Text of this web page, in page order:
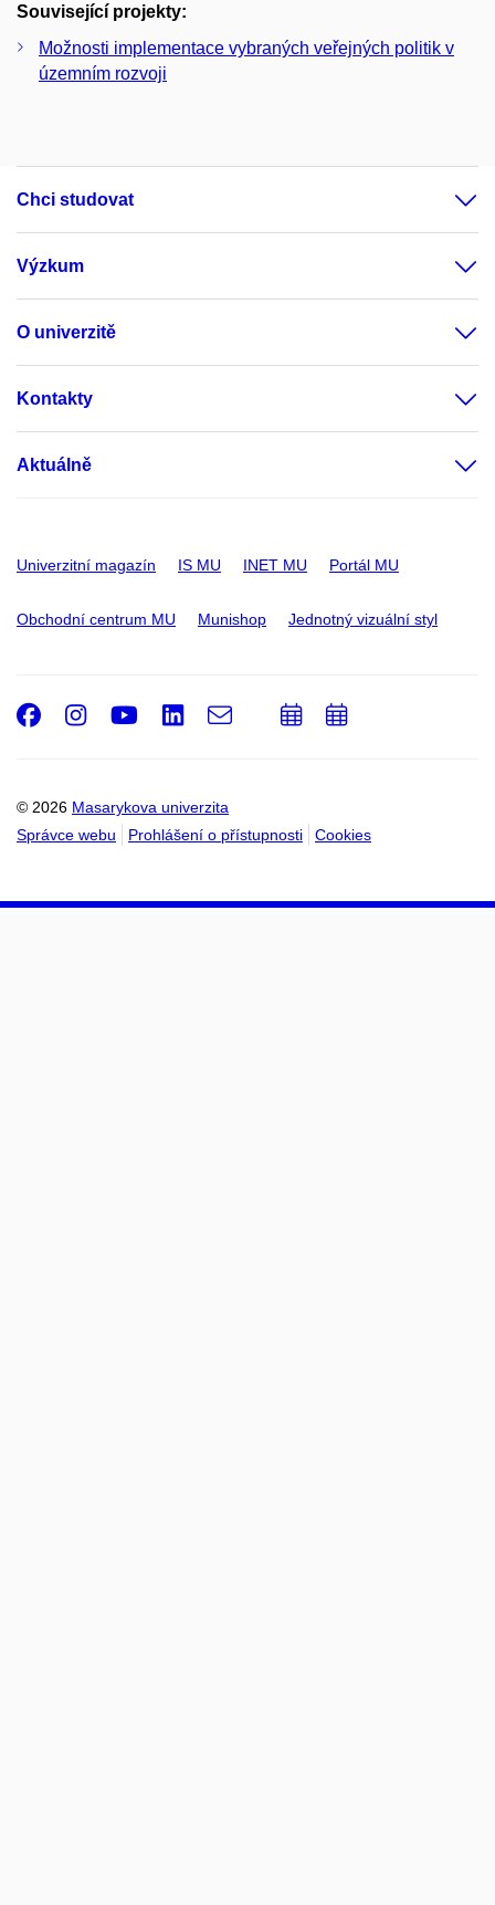
Související projekty:
Možnosti implementace vybraných veřejných politik v
územním rozvoji
Chci studovat
Výzkum
O univerzitě
Kontakty
Aktuálně
Univerzitní magazín IS MU INET MU Portál MU
Obchodní centrum MU Munishop Jednotný vizuální styl
© 2026 Masarykova univerzita
Správce webu
Prohlášení o přístupnosti Cookies
Facebook
Instagram
Youtube
LinkedIn
e-
PřidatPřidat